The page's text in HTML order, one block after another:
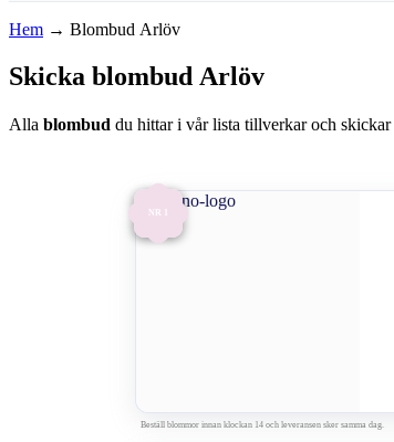
Hem → Blombud Arlöv
Skicka blombud Arlöv
Alla blombud du hittar i vår lista tillverkar och skickar
NR 1
Beställ blommor innan klockan 14 och leveransen sker samma dag.